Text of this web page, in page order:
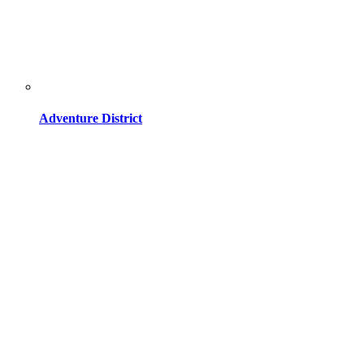
Adventure District